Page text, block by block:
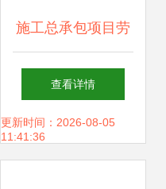
施工总承包项目劳
务分包台账格式规
范与示例
查看详情
更新时间：2026-08-05
11:41:36